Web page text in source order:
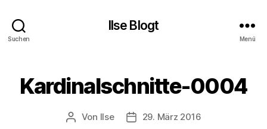
Suchen
Ilse Blogt
Menü
Kardinalschnitte-0004
Beitragsautor
Von Ilse Beitragsdatum
29. März 2016